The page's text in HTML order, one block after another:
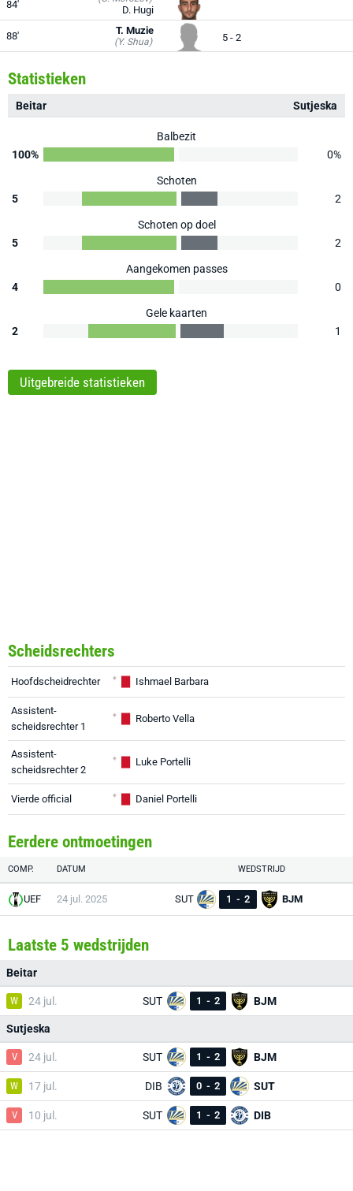
84' D. Hugi
88' (Y. Shua)
T. Muzie
5 - 2
Statistieken
Beitar Sutjeska
Balbezit
100%
0%
Schoten
5
2
Schoten op doel
5
2
Aangekomen passes
4
0
Gele kaarten
2
1
Uitgebreide statistieken
Scheidsrechters
Hoofdscheidrechter Ishmael Barbara
Assistent-
scheidsrechter 1
Roberto Vella
Assistent-
scheidsrechter 2
Luke Portelli
Vierde official Daniel Portelli
Eerdere ontmoetingen
COMP. DATUM WEDSTRIJD
UEF 24 jul. 2025 SUT 1 - 2 BJM
Laatste 5 wedstrijden
Beitar
W 24 jul. SUT 1 - 2 BJM
Sutjeska
V 24 jul. SUT 1 - 2 BJM
W 17 jul. DIB 0 - 2 SUT
V 10 jul. SUT 1 - 2 DIB